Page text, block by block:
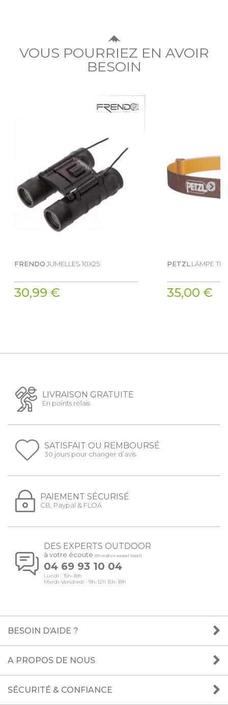
VOUS POURRIEZ EN AVOIR
BESOIN
FRENDOJUMELLES 10X25
30,99 €
PETZL LAMPE
35,00 €
LIVRAISON GRATUITE
En points relais
SATISFAIT OU REMBOURSÉ
30 jours pour changer d’avis
PAIEMENT SÉCURISÉ
CB, Paypal & FLOA
DES EXPERTS OUTDOOR
à votre écoute (Prix d'un appel local)
04 69 93 10 04
Lundi : 15h-18h
Mardi-Vendredi : 9h-12h 15h-18h
BESOIN D’AIDE ?
A PROPOS DE NOUS
SÉCURITÉ & CONFIANCE